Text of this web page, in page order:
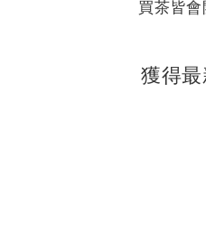
買茶皆
獲得